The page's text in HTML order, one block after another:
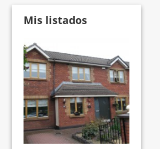
Mis listados